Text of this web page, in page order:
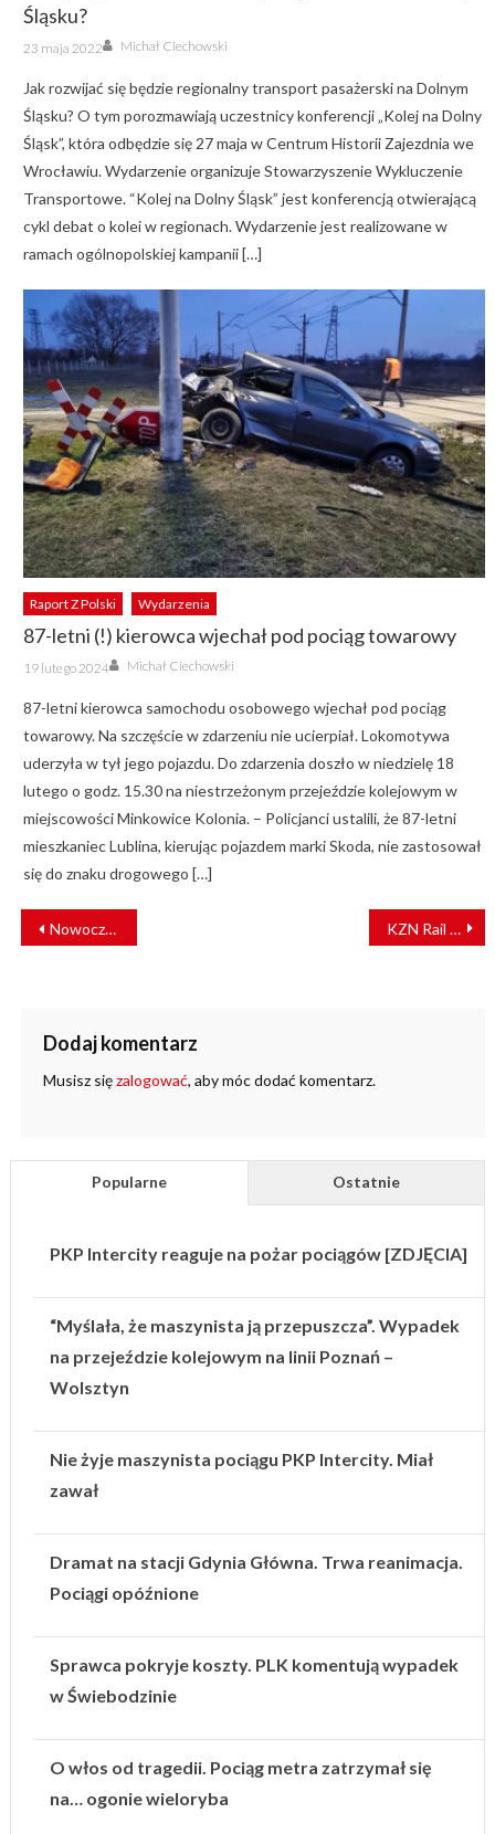
Śląsku?
Posted
on
23 maja 2022 Author
Michał Ciechowski
Jak rozwijać się będzie regionalny transport pasażerski na Dolnym
Śląsku? O tym porozmawiają uczestnicy konferencji „Kolej na Dolny
Śląsk”, która odbędzie się 27 maja w Centrum Historii Zajezdnia we
Wrocławiu. Wydarzenie organizuje Stowarzyszenie Wykluczenie
Transportowe. “Kolej na Dolny Śląsk” jest konferencją otwierającą
cykl debat o kolei w regionach. Wydarzenie jest realizowane w
ramach ogólnopolskiej kampanii […]
Raport Z Polski Wydarzenia
87-letni (!) kierowca wjechał pod pociąg towarowy
Posted
on
19 lutego 2024 Author
Michał Ciechowski
87-letni kierowca samochodu osobowego wjechał pod pociąg
towarowy. Na szczęście w zdarzeniu nie ucierpiał. Lokomotywa
uderzyła w tył jego pojazdu. Do zdarzenia doszło w niedzielę 18
lutego o godz. 15.30 na niestrzeżonym przejeździe kolejowym w
miejscowości Minkowice Kolonia. – Policjanci ustalili, że 87-letni
mieszkaniec Lublina, kierując pojazdem marki Skoda, nie zastosował
się do znaku drogowego […]
NAWIGACJA
WPISU
Nowoczesny system skontroluje pantografy KZN Rail zmodernizuje torowisko tramwajowe w Katowicach
Dodaj komentarz
Musisz sięzalogować, aby móc dodać komentarz.
Popularne Ostatnie
PKP Intercity reaguje na pożar pociągów [ZDJĘCIA]
“Myślała, że maszynista ją przepuszcza”. Wypadek
na przejeździe kolejowym na linii Poznań –
Wolsztyn
Nie żyje maszynista pociągu PKP Intercity. Miał
zawał
Dramat na stacji Gdynia Główna. Trwa reanimacja.
Pociągi opóźnione
Sprawca pokryje koszty. PLK komentują wypadek
w Świebodzinie
O włos od tragedii. Pociąg metra zatrzymał się
na… ogonie wieloryba